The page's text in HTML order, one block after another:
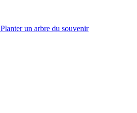
Planter un arbre du souvenir